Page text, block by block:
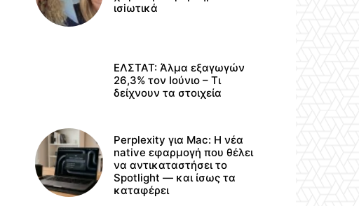
ισiωτικά
ΕΛΣΤΑΤ: Άλμα εξαγωγών
26,3% τον Ιούνιο – Τι
δείχνουν τα στοιχεία
Perplexity για Mac: Η νέα
native εφαρμογή που θέλει
να αντικαταστήσει το
Spotlight — και ίσως τα
καταφέρει